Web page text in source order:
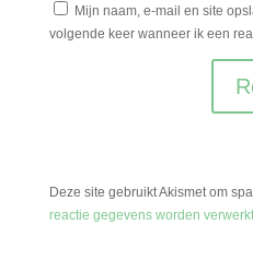
Mijn naam, e-mail en site
volgende keer wanneer ik een
Deze site gebruikt Akismet om
reactie gegevens worden verwerkt